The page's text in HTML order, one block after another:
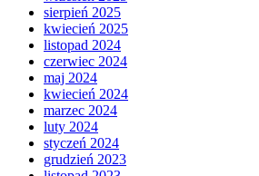
sierpień 2025
kwiecień 2025
listopad 2024
czerwiec 2024
maj 2024
kwiecień 2024
marzec 2024
luty 2024
styczeń 2024
grudzień 2023